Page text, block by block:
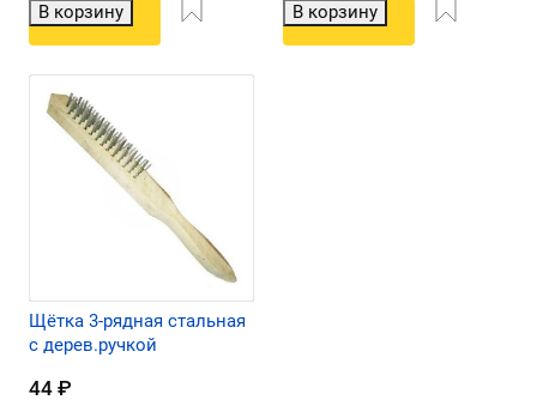
В корзину В корзину
Щётка 3-рядная стальная
с дерев.ручкой
44 ₽